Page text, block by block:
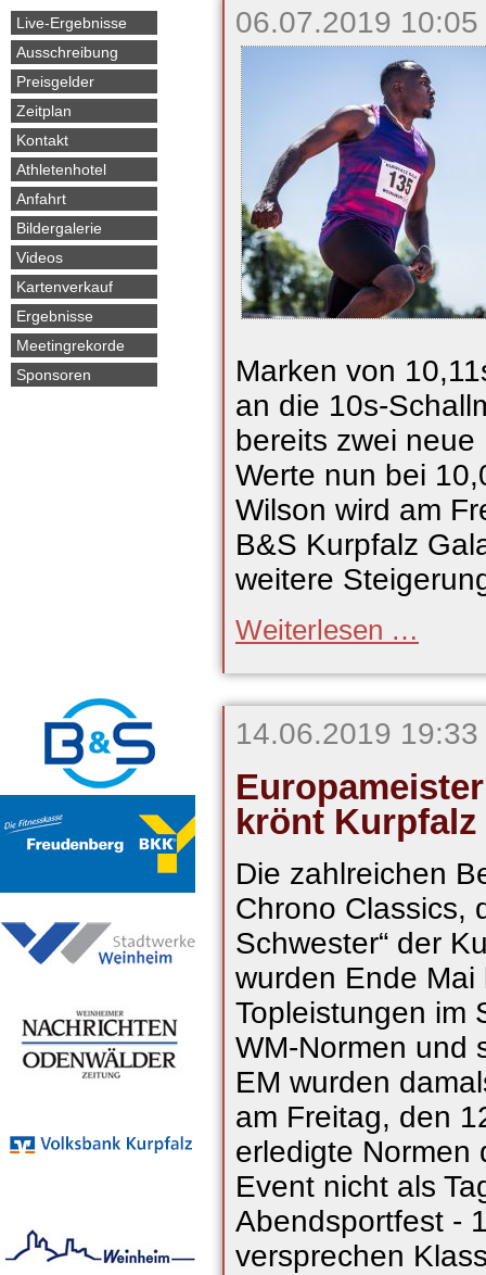
06.07.2019 10:05
Marken von
an die 10s-
bereits zwei
Werte nun bei
Wilson wird am
B&S Kurpfalz
weitere
Weiterlesen …und
wollen
den
14.06.2019 19:33
krönt Kurpfalz
Die zahlreichen
Chrono Classics,
Schwester“ der
wurden Ende Mai
Topleistungen im
WM-Normen und
EM wurden
am Freitag, den
erledigte Normen
Event nicht als
Abendsportfest -
versprechen
überspringen
Live-Ergebnisse
Ausschreibung
Preisgelder
Zeitplan
Kontakt
Athletenhotel
Anfahrt
Bildergalerie
Videos
Kartenverkauf
Ergebnisse
Meetingrekorde
Sponsoren